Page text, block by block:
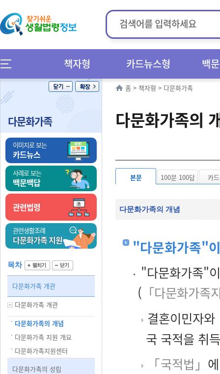
책자형 카드뉴스형 백
다문화가족
이미지로 보는
카드뉴스
사례로 보는
백문백답
관련법령
관련생활조례
다문화가족 지원
목차
다문화가족 개관
다문화가족 개관
다문화가족의 개념
다문화가족 지원 개요
다문화가족지원센터
다문화가족의 성립
홈 > 책자형 > 다문화가족
다문화가족의
본문 100문 100답 카
다문화가족의 개념
"다문화가족"
"다문화가족"
( 「다문화가족
결혼이민자와
국 국적을 취
「국적법」